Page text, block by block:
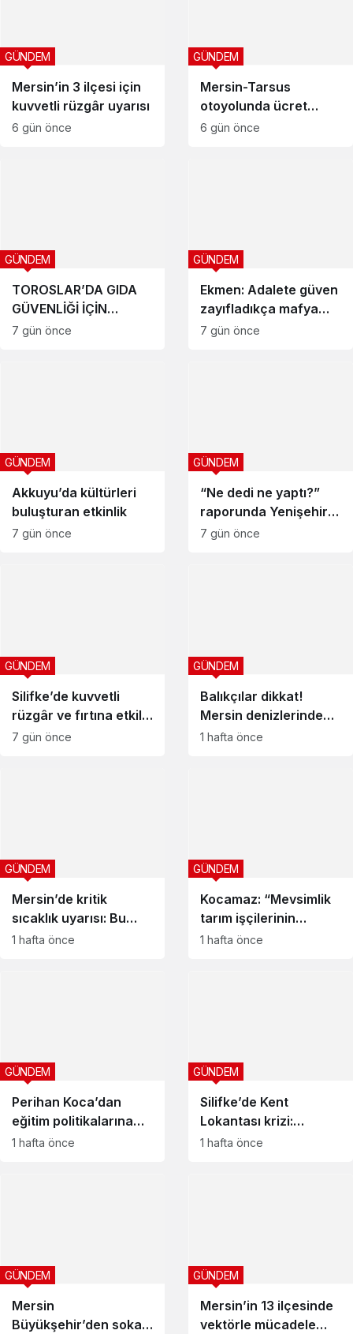
Mersin’in 3 ilçesi için
kuvvetli rüzgâr uyarısı
GÜNDEM
6 gün önce
Mersin-Tarsus
otoyolunda ücret
tepkisi: Kocamaz
GÜNDEM
6 gün önce
TOROSLAR’DA GIDA
GÜVENLİĞİ İÇİN
DENETİMLER SIKLAŞTI
GÜNDEM
7 gün önce
Ekmen: Adalete güven
zayıfladıkça mafya
güçleniyor
GÜNDEM
7 gün önce
Akkuyu’da kültürleri
buluşturan etkinlik
GÜNDEM
7 gün önce
“Ne dedi ne yaptı?”
raporunda Yenişehir
ilk sırada
GÜNDEM
7 gün önce
Silifke’de kuvvetli
rüzgâr ve fırtına etkili
oldu
GÜNDEM
7 gün önce
Balıkçılar dikkat!
Mersin denizlerinde
fırtına etkili olacak
GÜNDEM
1 hafta önce
Mersin’de kritik
sıcaklık uyarısı: Bu
saatlerde dışarı
GÜNDEM
1 hafta önce
Kocamaz: “Mevsimlik
tarım işçilerinin
sorunları görmezden
GÜNDEM
1 hafta önce
Perihan Koca’dan
eğitim politikalarına
tepki: “Devlet okulları
GÜNDEM
1 hafta önce
Silifke’de Kent
Lokantası krizi:
Ödemesini alamayan
GÜNDEM
1 hafta önce
Mersin
Büyükşehir’den sokak
GÜNDEM
Mersin’in 13 ilçesinde
vektörle mücadele
GÜNDEM